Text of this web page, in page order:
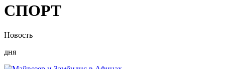
СПОРТ
Новость
дня